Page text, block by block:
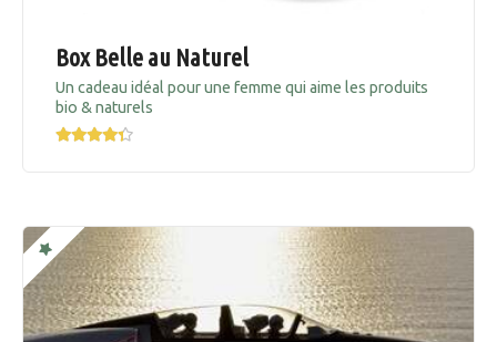
Box Belle au Naturel
Un cadeau idéal pour une femme qui aime les produits
bio & naturels